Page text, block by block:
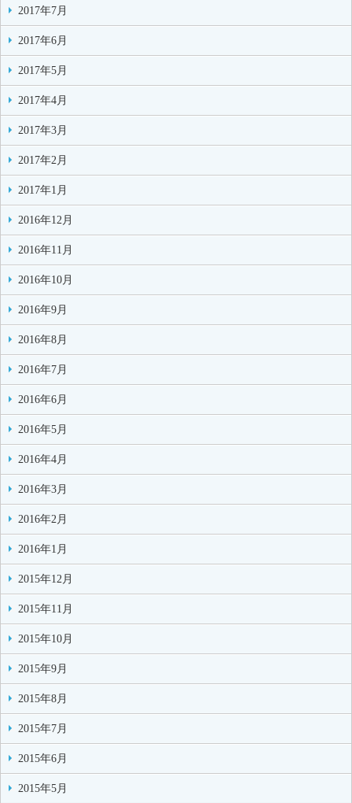
2017年7月
2017年6月
2017年5月
2017年4月
2017年3月
2017年2月
2017年1月
2016年12月
2016年11月
2016年10月
2016年9月
2016年8月
2016年7月
2016年6月
2016年5月
2016年4月
2016年3月
2016年2月
2016年1月
2015年12月
2015年11月
2015年10月
2015年9月
2015年8月
2015年7月
2015年6月
2015年5月